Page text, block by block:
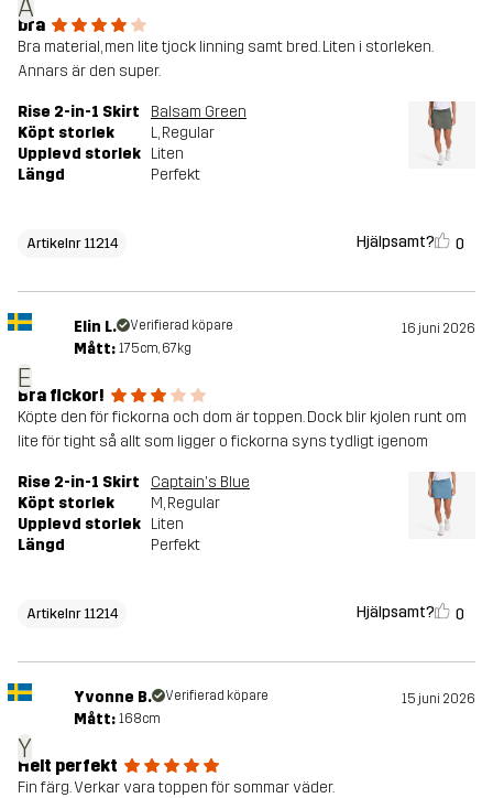
Å
bra
Bra material, men lite tjock linning samt bred. Liten i storleken.
Annars är den super.
Rise 2-in-1 Skirt
Balsam Green
Köpt storlek
L, Regular
Upplevd storlek Liten
Längd
Perfekt
Artikelnr 11214 Hjälpsamt? 0
E
Elin L. Verifierad köpare 16 juni 2026
Mått: 175cm, 67kg
Bra fickor!
Köpte den för fickorna och dom är toppen. Dock blir kjolen runt om
lite för tight så allt som ligger o fickorna syns tydligt igenom
Rise 2-in-1 Skirt
Captain's Blue
Köpt storlek
M, Regular
Upplevd storlek Liten
Längd
Perfekt
Artikelnr 11214 Hjälpsamt? 0
Y
Yvonne B. Verifierad köpare 15 juni 2026
Mått: 168cm
Helt perfekt
Fin färg. Verkar vara toppen för sommar väder.